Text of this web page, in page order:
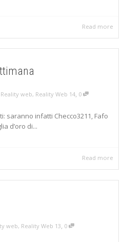
Read more
Reality web, Reality Web 14, 0
saranno infatti Checco3211, Fafo
d’oro di...
Read more
web, Reality Web 13, 0